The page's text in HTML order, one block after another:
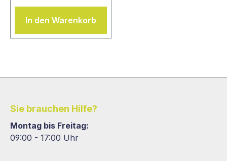
In den Warenkorb
Sie brauchen Hilfe?
Montag bis Freitag:
09:00 - 17:00 Uhr